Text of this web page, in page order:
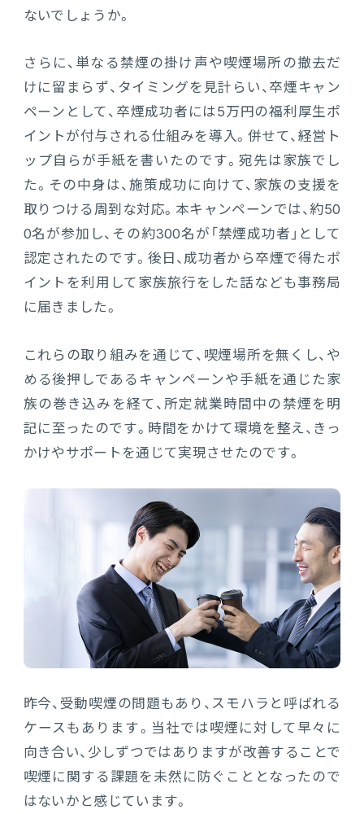
ないでしょうか。
さらに、単なる禁煙の掛け声や喫煙場所の撤去だ
けに留まらず、タイミングを見計らい、卒煙キャン
ペーンとして、卒煙成功者には5万円の福利厚生ポ
イントが付与される仕組みを導入。併せて、経営ト
ップ自らが手紙を書いたのです。宛先は家族でし
た。その中身は、施策成功に向けて、家族の支援を
取りつける周到な対応。本キャンペーンでは、約50
0名が参加し、その約300名が「禁煙成功者」として
認定されたのです。後日、成功者から卒煙で得たポ
イントを利用して家族旅行をした話なども事務局
に届きました。
これらの取り組みを通じて、喫煙場所を無くし、や
める後押しであるキャンペーンや手紙を通じた家
族の巻き込みを経て、所定就業時間中の禁煙を明
記に至ったのです。時間をかけて環境を整え、きっ
かけやサポートを通じて実現させたのです。
昨今、受動喫煙の問題もあり、スモハラと呼ばれる
ケースもあります。当社では喫煙に対して早々に
向き合い、少しずつではありますが改善することで
喫煙に関する課題を未然に防ぐこととなったので
はないかと感じています。